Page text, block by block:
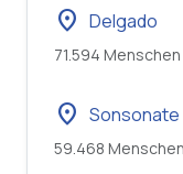
location_on Delgado
71.594 Menschen
location_on Sonsonate
59.468 Menschen